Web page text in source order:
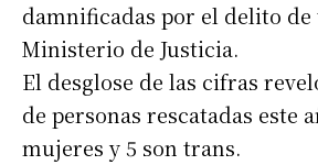
damnificadas por el delito
Ministerio de Justicia.
El desglose de las cifras
de personas rescatadas este
mujeres y 5 son trans.